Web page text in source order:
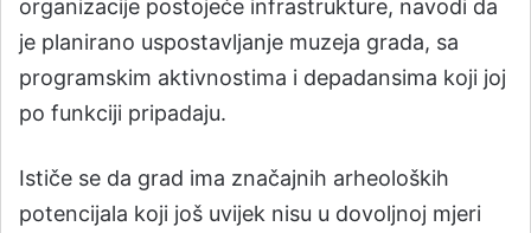
organizacije postojeće infrastrukture, navodi da
je planirano uspostavljanje muzeja grada, sa
programskim aktivnostima i depadansima koji joj
po funkciji pripadaju.
Ističe se da grad ima značajnih arheoloških
potencijala koji još uvijek nisu u dovoljnoj mjeri